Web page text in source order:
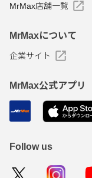
MrMax店舗一覧
MrMaxについて
企業サイト
MrMax公式アプリ
Follow us